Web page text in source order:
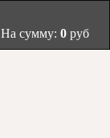
На сумму: 0 руб